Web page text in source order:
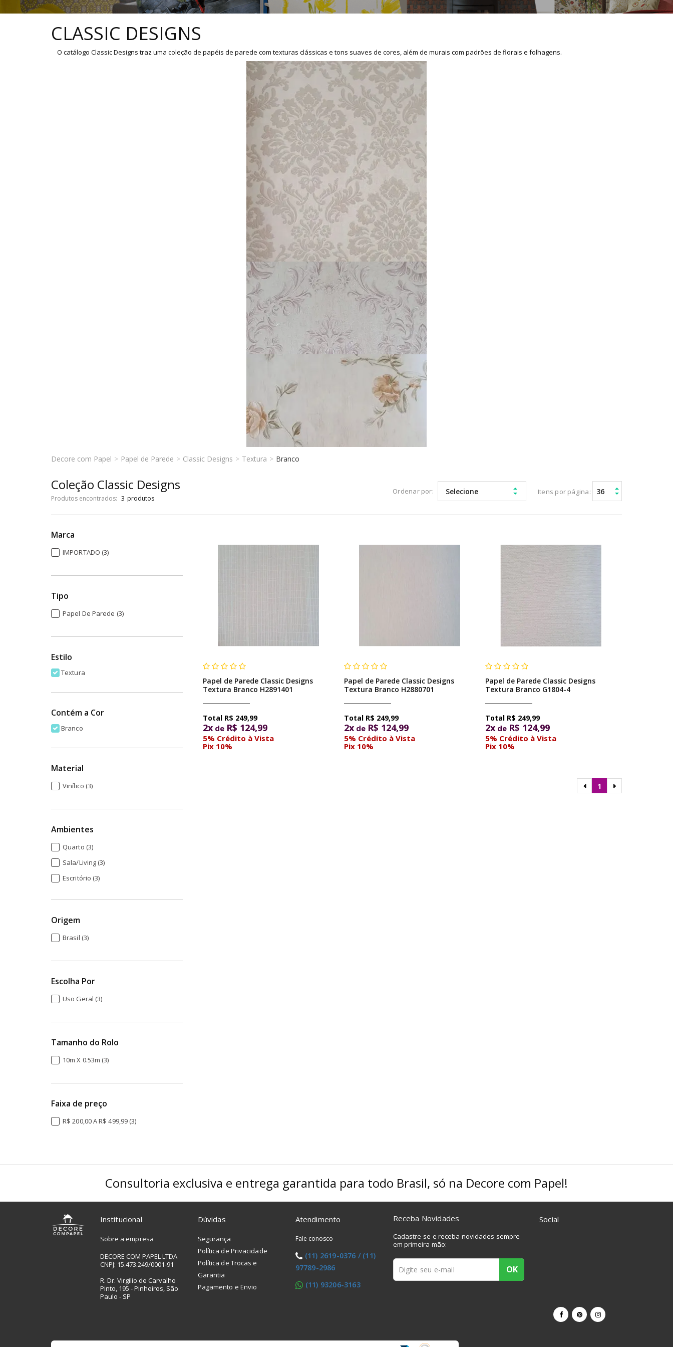
Parede
pela
Internet
CLASSIC DESIGNS
O catálogo Classic Designs traz uma coleção de papéis de parede com texturas clássicas e tons suaves de cores, além de murais com padrões de florais e folhagens.
Decore com Papel Papel de Parede Classic Designs Textura Branco
Coleção Classic Designs
Produtos encontrados: 3
Ordenar por: Itens por página:
Marca
IMPORTADO (3)
Tipo
Papel De Parede (3)
Estilo
Textura
Contém a Cor
Branco
Material
Vinílico (3)
Ambientes
Quarto (3)
Sala/Living (3)
Escritório (3)
Hall (3)
Comercial (3)
Origem
Brasil (3)
Escolha Por
Uso Geral (3)
Tamanho do Rolo
10m X 0.53m (3)
Faixa de preço
R$ 200,00 A R$ 499,99 (3)
Papel de Parede Classic Designs
Textura Branco H2891401
R$ 249,99
2xde R$ 124,99
5% Crédito à Vista
Pix 10%
Papel de Parede Classic Designs
Textura Branco H2880701
R$ 249,99
2xde R$ 124,99
5% Crédito à Vista
Pix 10%
Papel de Parede Classic Designs
Textura Branco G1804-4
R$ 249,99
2x de R$ 124,99
5% Crédito à Vista
Pix 10%
1
Consultoria exclusiva e entrega garantida para todo Brasil, só na Decore com Papel!
Institucional
Sobre a empresa
DECORE COM PAPEL LTDA
CNPJ: 15.473.249/0001-91
R. Dr. Virgilio de Carvalho
Pinto, 195 - Pinheiros, São
Paulo - SP
Dúvidas
Segurança
Política de Privacidade
Política de Trocas e
Garantia
Pagamento e Envio
Atendimento
Fale conosco
(11) 2619-0376 / (11)
97789-2986
(11) 93206-3163
Receba Novidades
Cadastre-se e receba novidades sempre
em primeira mão:
Social